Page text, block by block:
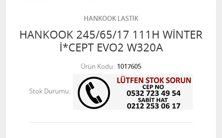
HANKOOK LASTİK
HANKOOK 245/65/17 111H WİNTER
İ*CEPT EVO2 W320A
Ürün Kodu 1017605
Stok Durumu